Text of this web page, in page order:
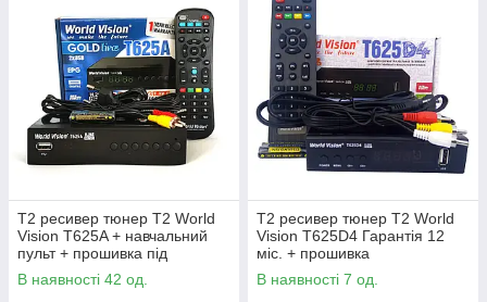
Т2 ресивер тюнер T2 World
Vision T625A + навчальний
пульт + прошивка під
інтернет
В наявності 42 од.
Т2 ресивер тюнер T2 World
Vision T625D4 Гарантія 12
міс. + прошивка
В наявності 7 од.